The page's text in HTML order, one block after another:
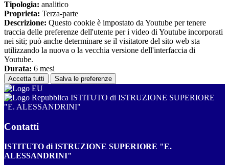
Tipologia: analitico
Proprieta: Terza-parte
Descrizione: Questo cookie è impostato da Youtube per tenere
traccia delle preferenze dell'utente per i video di Youtube incorporati
nei siti; può anche determinare se il visitatore del sito web sta
utilizzando la nuova o la vecchia versione dell'interfaccia di
Youtube.
Durata: 6 mesi
Accetta tutti Salva le preferenze
ISTITUTO di ISTRUZIONE SUPERIORE
"E. ALESSANDRINI"
Contatti
ISTITUTO di ISTRUZIONE SUPERIORE "E.
ALESSANDRINI"